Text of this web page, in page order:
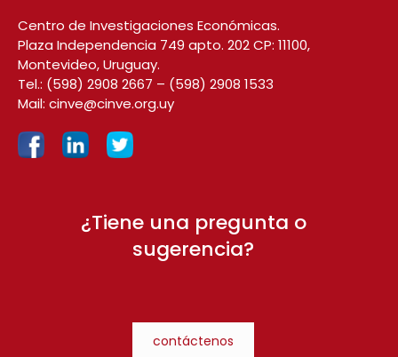
Centro de Investigaciones Económicas.
Plaza Independencia 749 apto. 202 CP: 11100,
Montevideo, Uruguay.
Tel.: (598) 2908 2667 – (598) 2908 1533
Mail: cinve@cinve.org.uy
¿Tiene una pregunta o
sugerencia?
contáctenos